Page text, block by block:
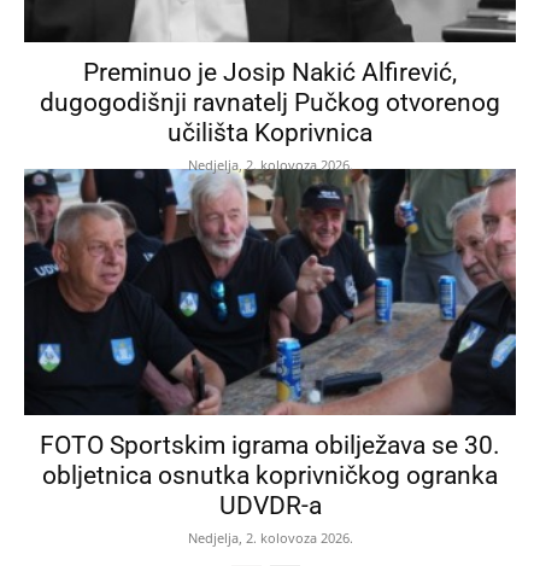
Preminuo je Josip Nakić Alfirević,
dugogodišnji ravnatelj Pučkog otvorenog
učilišta Koprivnica
Nedjelja, 2. kolovoza 2026.
FOTO Sportskim igrama obilježava se 30.
obljetnica osnutka koprivničkog ogranka
UDVDR-a
Nedjelja, 2. kolovoza 2026.